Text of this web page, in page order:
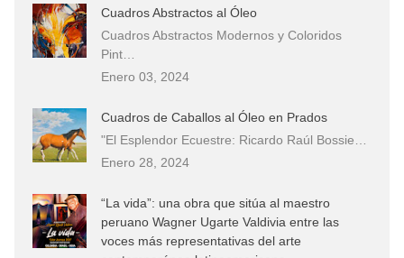
Cuadros Abstractos al Óleo
Cuadros Abstractos Modernos y Coloridos
Pint…
Enero 03, 2024
Cuadros de Caballos al Óleo en Prados
"El Esplendor Ecuestre: Ricardo Raúl Bossie…
Enero 28, 2024
“La vida”: una obra que sitúa al maestro
peruano Wagner Ugarte Valdivia entre las
voces más representativas del arte